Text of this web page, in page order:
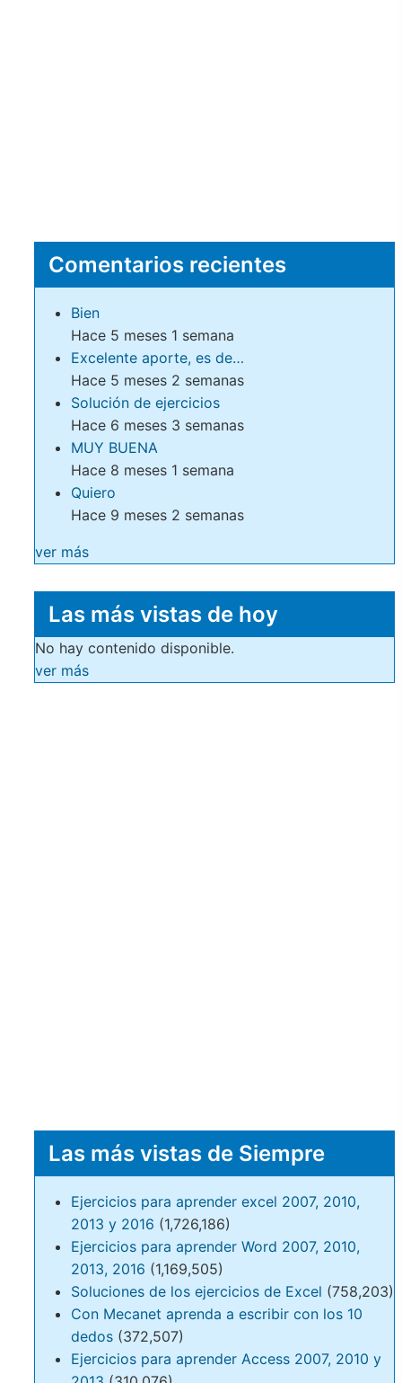
Comentarios recientes
Bien
Hace 5 meses 1 semana
Excelente aporte, es de…
Hace 5 meses 2 semanas
Solución de ejercicios
Hace 6 meses 3 semanas
MUY BUENA
Hace 8 meses 1 semana
Quiero
Hace 9 meses 2 semanas
ver más
Las más vistas de hoy
No hay contenido disponible.
ver más
Las más vistas de Siempre
Ejercicios para aprender excel 2007, 2010,
2013 y 2016 (1,726,186)
Ejercicios para aprender Word 2007, 2010,
2013, 2016 (1,169,505)
Soluciones de los ejercicios de Excel (758,203)
Con Mecanet aprenda a escribir con los 10
dedos (372,507)
Ejercicios para aprender Access 2007, 2010 y